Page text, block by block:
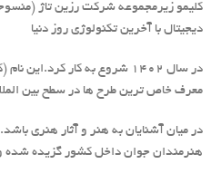
کلیمو زیرمجموعه شرکت رزین تاژ
دیجیتال با آخرین تکنولوژی روز دنیا
در سال 1402 شروع به کار
معرف خاص ترین طرح ها در سطح بین
در میان آشنایان به هنر و آثار هنری
هنرمندان جوان داخل کشور گزیده شده